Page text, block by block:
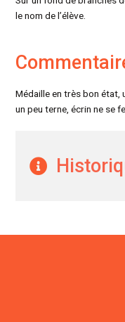
le nom de l’élève.
Médaille en très bon état,
un peu terne, écrin ne se